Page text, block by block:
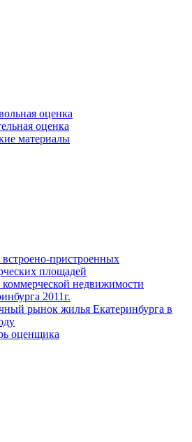
оценка
оценка
материалы
пристроенных
площадей
недвижимости
2011г.
рынок жилья Екатеринбурга в
оценщика